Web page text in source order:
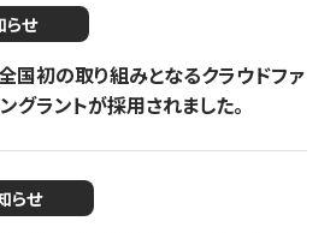
らせ
国初の取り組みとなるクラウドファ
グラントが採用されました。
らせ